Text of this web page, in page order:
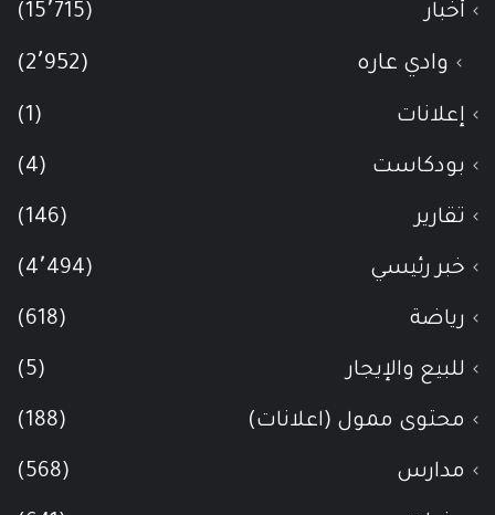
أخبار (15٬715)
وادي عاره (2٬952)
إعلانات (1)
بودكاست (4)
تقارير (146)
خبر رئيسي (4٬494)
رياضة (618)
للبيع والإيجار (5)
محتوى ممول (اعلانات) (188)
مدارس (568)